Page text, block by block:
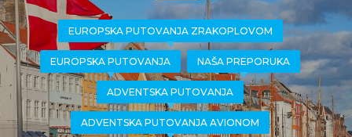
EUROPSKA PUTOVANJA ZRAKOPLOVOM
EUROPSKA PUTOVANJA NAŠA PREPORUKA
ADVENTSKA PUTOVANJA
ADVENTSKA PUTOVANJA AVIONOM